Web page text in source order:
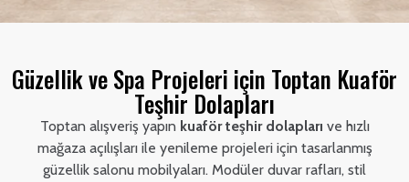
Güzellik ve Spa Projeleri için Toptan Kuaför
Teşhir Dolapları
Toptan alışveriş yapın kuaför teşhir dolapları ve hızlı
mağaza açılışları ile yenileme projeleri için tasarlanmış
güzellik salonu mobilyaları. Modüler duvar rafları, stil